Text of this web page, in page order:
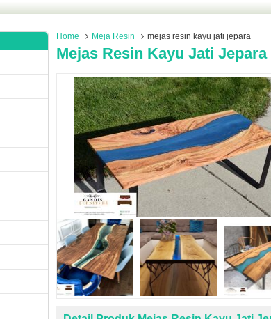
Home Meja Resin mejas resin kayu jati jepara
Mejas Resin Kayu Jati Jepara